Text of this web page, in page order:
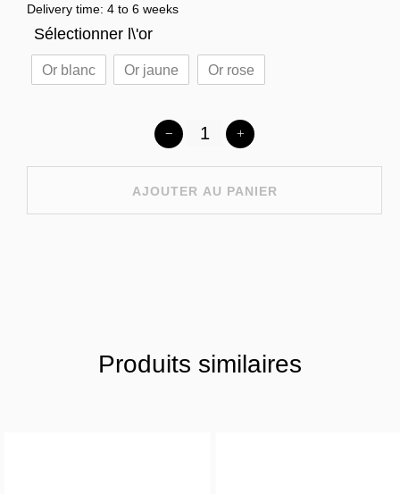
Delivery time: 4 to 6 weeks
Sélectionner l\'or
Or blanc Or jaune Or rose
AJOUTER AU PANIER
Produits similaires